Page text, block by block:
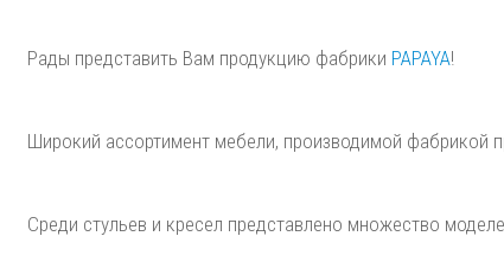
Рады представить Вам продукцию фабрики PAPAYA!
Широкий ассортимент мебели, производимой фабрикой
Среди стульев и кресел представлено множество